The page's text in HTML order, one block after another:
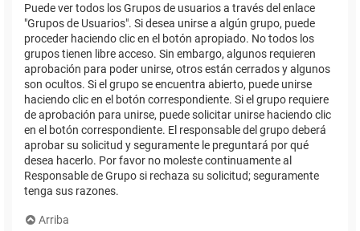
Puede ver todos los Grupos de usuarios a través del enlace
"Grupos de Usuarios". Si desea unirse a algún grupo, puede
proceder haciendo clic en el botón apropiado. No todos los
grupos tienen libre acceso. Sin embargo, algunos requieren
aprobación para poder unirse, otros están cerrados y algunos
son ocultos. Si el grupo se encuentra abierto, puede unirse
haciendo clic en el botón correspondiente. Si el grupo requiere
de aprobación para unirse, puede solicitar unirse haciendo clic
en el botón correspondiente. El responsable del grupo deberá
aprobar su solicitud y seguramente le preguntará por qué
desea hacerlo. Por favor no moleste continuamente al
Responsable de Grupo si rechaza su solicitud; seguramente
tenga sus razones.
Arriba